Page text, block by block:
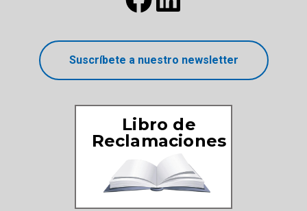
Suscríbete a nuestro newsletter
Libro de
Reclamaciones